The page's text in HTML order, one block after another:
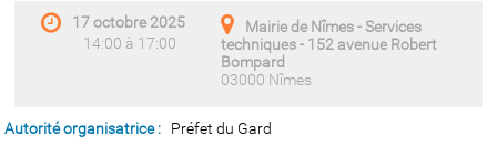
17 octobre 2025
14:00 à 17:00
Mairie de Nîmes - Services
techniques - 152 avenue Robert
Bompard
03000 Nîmes
Autorité organisatrice :
Préfet du Gard